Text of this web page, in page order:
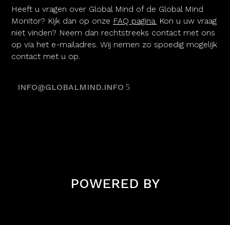
Heeft u vragen over Global Mind of de Global Mind
Monitor? Kijk dan op onze FAQ pagina. Kon u uw vraag
niet vinden? Neem dan rechtstreeks contact met ons
op via het e-mailadres. Wij nemen zo spoedig mogelijk
contact met u op.
INFO@GLOBALMIND.INFO
POWERED BY